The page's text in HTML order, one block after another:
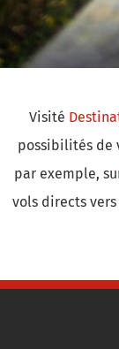
Visité
possibilités de
par exemple,
vols directs vers